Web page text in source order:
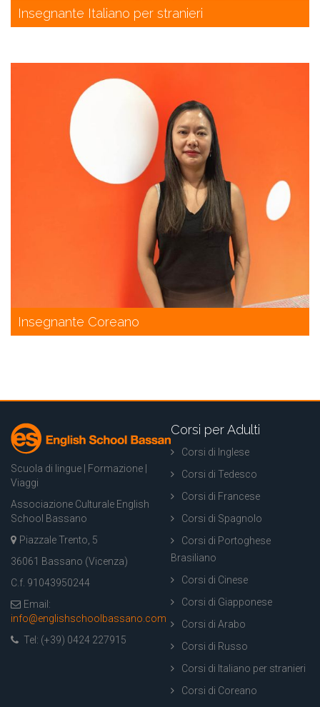
Insegnante Italiano per stranieri
Insegnante Coreano
Scuola di lingue | Formazione |
Viaggi
Associazione Culturale English
School Bassano
Piazzale Trento, 5
36061 Bassano (Vicenza)
C.f. 91043950244
Email:
info@englishschoolbassano.com
Tel: (+39) 0424 227915
Corsi per Adulti
Corsi di Inglese
Corsi di Tedesco
Corsi di Francese
Corsi di Spagnolo
Corsi di Portoghese
Brasiliano
Corsi di Cinese
Corsi di Giapponese
Corsi di Arabo
Corsi di Russo
Corsi di Italiano per stranieri
Corsi di Coreano